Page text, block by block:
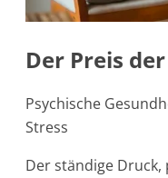
Der Preis
Psychische
Stress
Der ständige Druck,